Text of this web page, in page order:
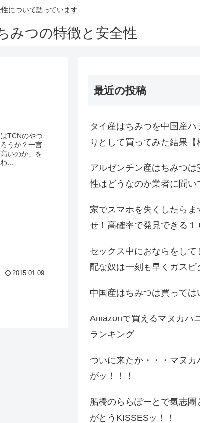
について語っています
みつの特徴と安全性
TCNのやつ
うか？一言
いのか」を
...
2015.01.09
最近の投稿
タイ産はちみつを中国産ハ
りとして買ってみた結果【
アルゼンチン産はちみつは
性はどうなのか業者に聞い
家でスマホを失くしたらま
せ！高確率で発見できる１
セックス中におならをして
配な奴は一刻も早くガスピ
中国産はちみつは買っては
Amazonで買えるマヌカハ
ランキング
ついに来たか・・・マヌカ
がッ！！！
船橋のららぽーとで氣志團
がとうKISSESッ！！